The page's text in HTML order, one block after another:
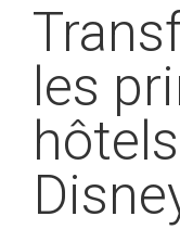
les